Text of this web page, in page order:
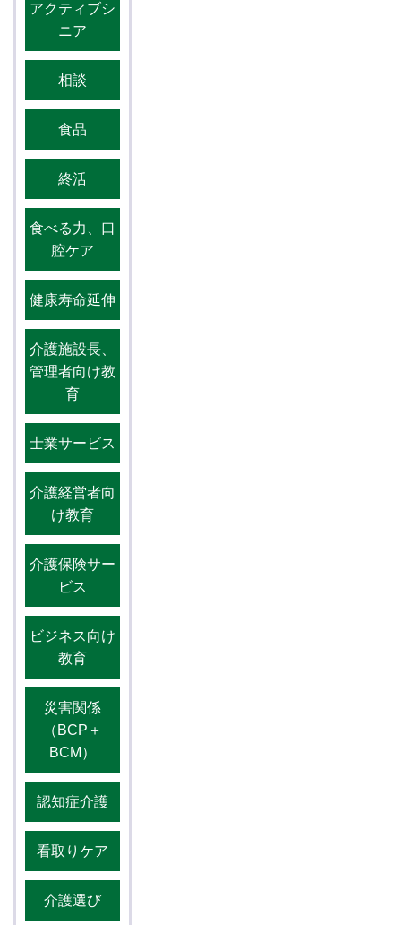
アクティブシ
ニア
相談
食品
終活
食べる力、口
腔ケア
健康寿命延伸
介護施設長、
管理者向け教
育
士業サービス
介護経営者向
け教育
介護保険サー
ビス
ビジネス向け
教育
災害関係
（BCP＋
BCM）
認知症介護
看取りケア
介護選び